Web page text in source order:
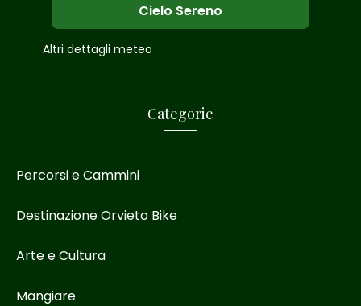
Cielo Sereno
Altri dettagli meteo
Categorie
Percorsi e Cammini
Destinazione Orvieto Bike
Arte e Cultura
Mangiare